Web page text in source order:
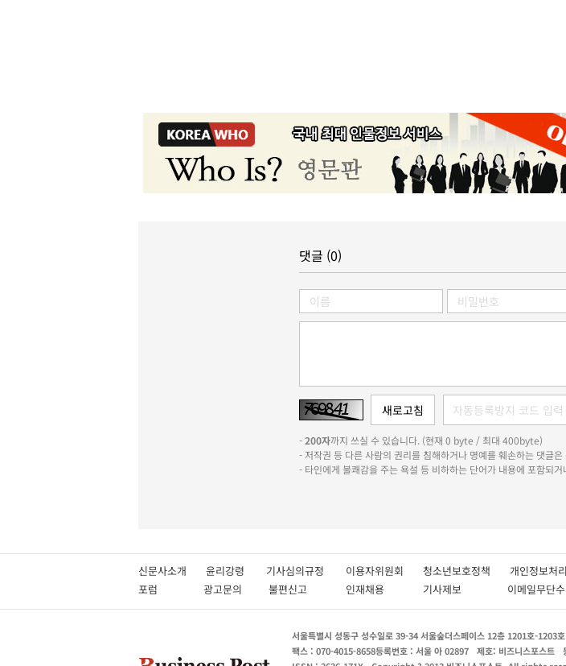
댓글 (0)
-200자까지 쓰실 수 있습니다. (현재 0 byte / 최대 400byte)
- 저작권 등 다른 사람의 권리를 침해하거나 명예를 훼손하는 댓글
- 타인에게 불쾌감을 주는 욕설 등 비하하는 단어가 내용에 포함되
신문사소개 윤리강령 기사심의규정 이용자위원회 청소년보호정책 개인정보
포럼
광고문의 불편신고 인재채용 기사제보 이메일무단
서울특별시 성동구 성수일로 39-34 서울숲더스페이스 12층 1201호-1203호
팩스 : 070-4015-8658등록번호 : 서울 아 02897 제호: 비즈니스포스트